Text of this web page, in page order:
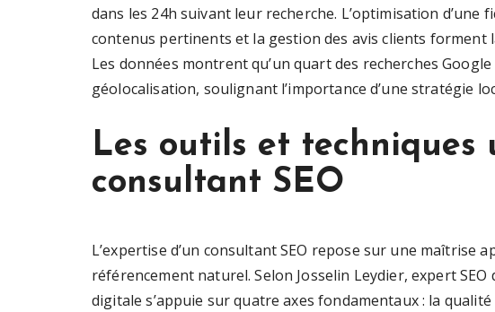
dans les 24h suivant leur recherche. L’optimisation d’une
contenus pertinents et la gestion des avis clients forment
Les données montrent qu’un quart des recherches
géolocalisation, soulignant l’importance d’une stratégie
Les outils et techniques
consultant SEO
L’expertise d’un consultant SEO repose sur une maîtrise
référencement naturel. Selon Josselin Leydier, expert SEO
digitale s’appuie sur quatre axes fondamentaux : la